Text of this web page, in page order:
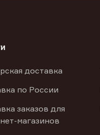
доставка
по России
заказов для
магазинов